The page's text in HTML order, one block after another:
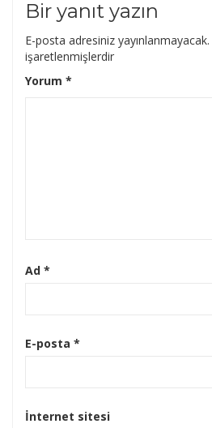
Bir yanıt yazın
E-posta adresiniz yayınlanmayacak.
işaretlenmişlerdir
Yorum *
Ad *
E-posta *
İnternet sitesi